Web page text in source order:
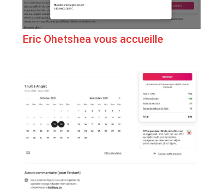
Eric Ohetshea vous accueille